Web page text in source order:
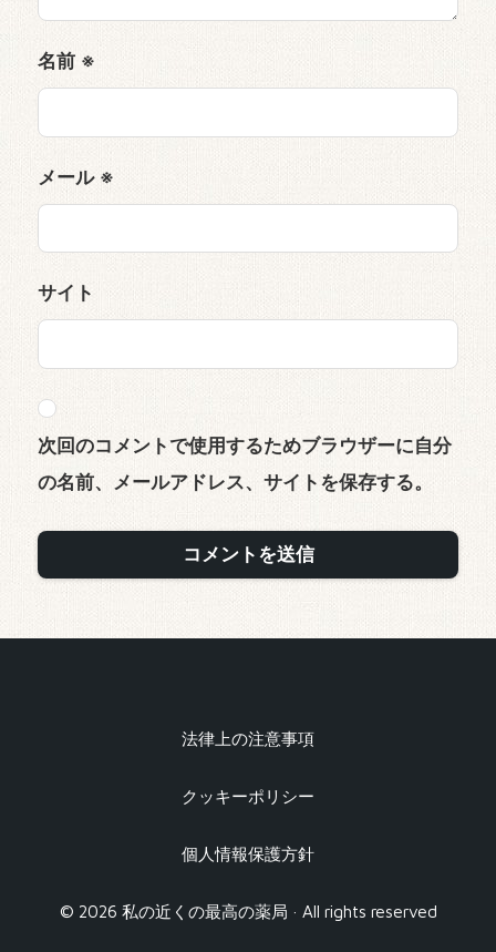
名前 ※
メール ※
サイト
次回のコメントで使用するためブラウザーに自分
の名前、メールアドレス、サイトを保存する。
法律上の注意事項
クッキーポリシー
個人情報保護方針
© 2026 私の近くの最高の薬局 · All rights reserved